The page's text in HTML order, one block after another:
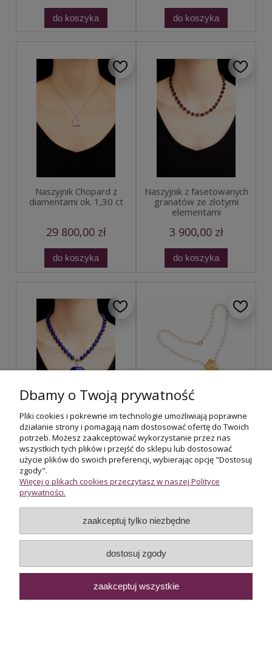
do koszyka do koszyka
Naszyjnik Chopard z
diamentami ok. 1,30 ct
29 800,00 zł
do koszyka
Naszyjnik z fasetowanych
granatów ze złotymi
elementami
3 900,00 zł
do koszyka
Naszyjnik z lapis lazuli z
zawieszką w kształcie
serca
do koszyka
Naszyjnik z pereł Akoya i
diamentami
Dbamy o Twoją prywatność
Pliki cookies i pokrewne im technologie umożliwiają poprawne
działanie strony i pomagają nam dostosować ofertę do Twoich
potrzeb. Możesz zaakceptować wykorzystanie przez nas
wszystkich tych plików i przejść do sklepu lub dostosować
użycie plików do swoich preferencji, wybierając opcję "Dostosuj
zgody".
Więcej o plikach cookies przeczytasz w naszej Polityce
prywatności.
zaakceptuj tylko niezbędne
dostosuj zgody
zaakceptuj wszystkie